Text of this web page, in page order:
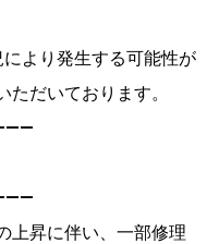
より発生する可能性が
だいております。
上昇に伴い、一部修理